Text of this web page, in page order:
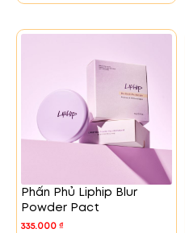
Phấn Phủ Liphip Blur
Powder Pact
335.000₫